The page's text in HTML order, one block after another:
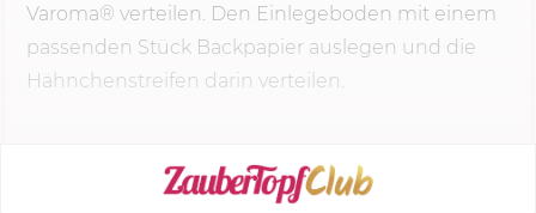
Varoma® verteilen. Den Einlegeboden mit einem
passenden Stück Backpapier auslegen und die
Hähnchenstreifen darin verteilen.
KOCHMODUS STARTEN